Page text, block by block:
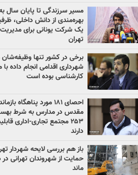
بهره‌مندی از دانش داخلی،
یک شرکت یونانی برای مدیریت
تهران
برخی در کشور تنها
شهرداری اقدامی انجام داده با
کارشناسی بوده است
احصای ۱۸۱ مورد پناهگاه
مقدس در مدارس به شرط
۲۵۳ مجتمع تجاری-اداری
دارند
باز هم بررسی لایحه شهردار
حمایت از شهروندان تهرانی
ماند